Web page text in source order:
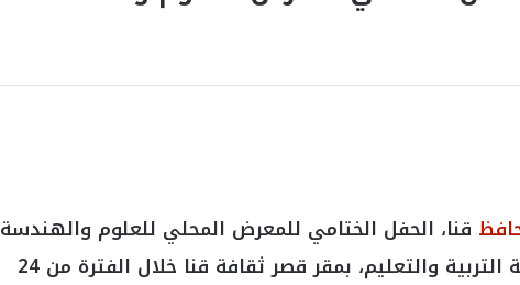
قنا، الحفل الختامي للمعرض المحلي للعلوم والهندسة
“ISEF 2022” الذي نظمته مديرية التربية والتعليم، بمقر قصر ثقافة قنا خلال الفترة من 24